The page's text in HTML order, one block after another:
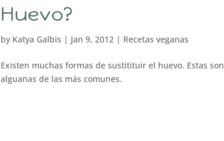
Huevo?
by Katya Galbis | Jan 9, 2012| Recetas veganas
Existen muchas formas de sustitituir el huevo. Estas son
alguanas de las más comunes.